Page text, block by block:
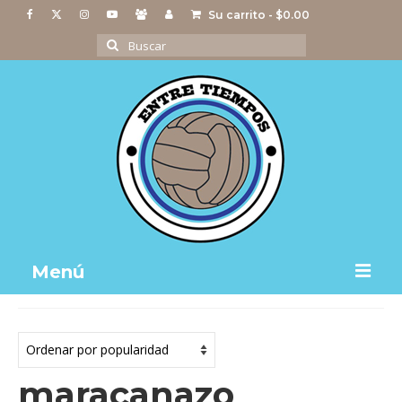
Su carrito - $0.00
Buscar
por:
Menú
Actividades
Imágenes